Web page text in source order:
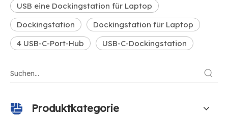
USB eine Dockingstation für Laptop
Dockingstation
Dockingstation für Laptop
4 USB-C-Port-Hub
USB-C-Dockingstation
Produktkategorie